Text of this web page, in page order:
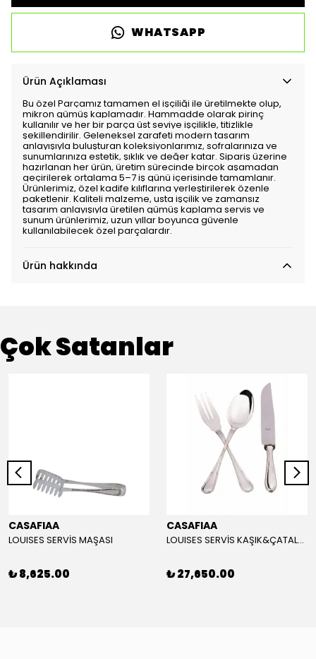
WHATSAPP
Ürün Açıklaması
Bu özel Parçamız tamamen el işçiliği ile üretilmekte olup,
mikron gümüş kaplamadır. Hammadde olarak pirinç
kullanılır ve her bir parça üst seviye işçilikle, titizlikle
şekillendirilir. Geleneksel zarafeti modern tasarım
anlayışıyla buluşturan koleksiyonlarımız, sofralarınıza ve
sunumlarınıza estetik, şıklık ve değer katar. Sipariş üzerine
hazırlanan her ürün, üretim sürecinde birçok aşamadan
geçirilerek ortalama 5–7 iş günü içerisinde tamamlanır.
Ürünlerimiz, özel kadife kılıflarına yerleştirilerek özenle
paketlenir. Kaliteli malzeme, usta işçilik ve zamansız
tasarım anlayışıyla üretilen gümüş kaplama servis ve
sunum ürünlerimiz, uzun yıllar boyunca güvenle
kullanılabilecek özel parçalardır.
Ürün hakkında
Çok Satanlar
CASAFIAA
LOUISES SERVİS MAŞASI
₺ 8,625.00
CASAFIAA
LOUISES SERVİS KAŞIK&ÇATAL&BIÇAK SET
₺ 27,650.00